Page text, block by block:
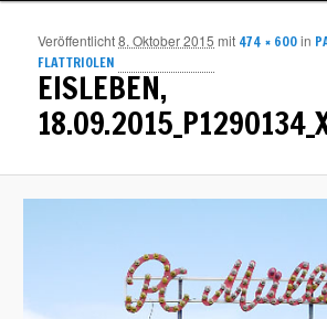
EISLEBEN,
Veröffentlicht8. Oktober 2015 mit 474 × 600in
FLATTRIOLEN